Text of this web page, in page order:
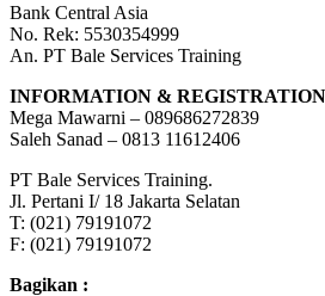
Bank Central Asia
No. Rek: 5530354999
An. PT Bale Services Training
INFORMATION &
Mega Mawarni – 089686272839
Saleh Sanad – 0813 11612406
PT Bale Services Training.
Jl. Pertani I/ 18 Jakarta Selatan
T: (021) 79191072
F: (021) 79191072
Bagikan :